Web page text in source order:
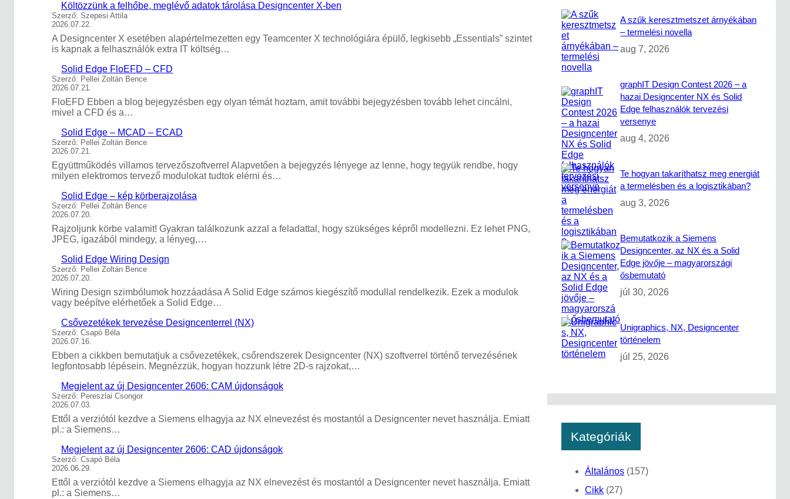
Költözzünk a felhőbe, meglévő adatok tárolása Designcenter X-ben
Szerző: Szepesi Attila
2026.07.22.
A Designcenter X esetében alapértelmezetten egy Teamcenter X technológiára épülő, legkisebb „Essentials” szintet
is kapnak a felhasználók extra IT költség…
Solid Edge FloEFD – CFD
Szerző: Pellei Zoltán Bence
2026.07.21.
FloEFD Ebben a blog bejegyzésben egy olyan témát hoztam, amit további bejegyzésben tovább lehet cincálni,
mivel a CFD és a…
Solid Edge – MCAD – ECAD
Szerző: Pellei Zoltán Bence
2026.07.21.
Együttműködés villamos tervezőszoftverrel Alapvetően a bejegyzés lényege az lenne, hogy tegyük rendbe, hogy
milyen elektromos tervező modulokat tudtok elérni és…
Solid Edge – kép körberajzolása
Szerző: Pellei Zoltán Bence
2026.07.20.
Rajzoljunk körbe valamit! Gyakran találkozunk azzal a feladattal, hogy szükséges képről modellezni. Ez lehet PNG,
JPEG, igazából mindegy, a lényeg,…
Solid Edge Wiring Design
Szerző: Pellei Zoltán Bence
2026.07.20.
Wiring Design szimbólumok hozzáadása A Solid Edge számos kiegészítő modullal rendelkezik. Ezek a modulok
vagy beépítve elérhetőek a Solid Edge…
Csővezetékek tervezése Designcenterrel (NX)
Szerző: Csapó Béla
2026.07.16.
Ebben a cikkben bemutatjuk a csővezetékek, csőrendszerek Designcenter (NX) szoftverrel történő tervezésének
legfontosabb lépésein. Megnézzük, hogyan hozzunk létre 2D-s rajzokat,…
Megjelent az új Designcenter 2606: CAM újdonságok
Szerző: Pereszlai Csongor
2026.07.03.
Ettől a verziótól kezdve a Siemens elhagyja az NX elnevezést és mostantól a Designcenter nevet használja. Emiatt
pl.: a Siemens…
Megjelent az új Designcenter 2606: CAD újdonságok
Szerző: Csapó Béla
2026.06.29.
Ettől a verziótól kezdve a Siemens elhagyja az NX elnevezést és mostantól a Designcenter nevet használja. Emiatt
pl.: a Siemens…
A szűk keresztmetszet árnyékában
– termelési novella
aug 7, 2026
graphIT Design Contest 2026 – a
hazai Designcenter NX és Solid
Edge felhasználók tervezési
versenye
aug 4, 2026
Te hogyan takaríthatsz meg energiát
a termelésben és a logisztikában?
aug 3, 2026
Bemutatkozik a Siemens
Designcenter, az NX és a Solid
Edge jövője – magyarországi
ősbemutató
júl 30, 2026
Unigraphics, NX, Designcenter
történelem
júl 25, 2026
Kategóriák
Általános (157)
Cikk (27)